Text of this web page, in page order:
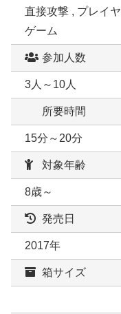
直接攻撃 , プレイ
ゲーム
参加人数
3人～10人
所要時間
15分～20分
対象年齢
8歳～
発売日
2017年
箱サイズ